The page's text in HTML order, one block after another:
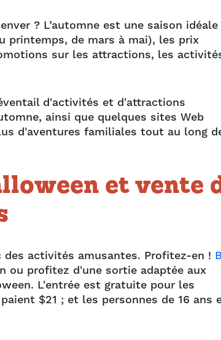
? L’automne est une saison idéale
printemps, de mars à mai), les prix
sur les attractions, les
d'activités et d'attractions
ainsi que quelques sites Web
d'aventures familiales tout au long
et vente
des activités amusantes. Profitez-en !
ou profitez d'une sortie adaptée aux
L'entrée est gratuite pour les
$21 ; et les personnes de 16 ans